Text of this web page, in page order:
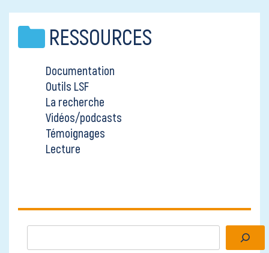
RESSOURCES
Documentation
Outils LSF
La recherche
Vidéos/podcasts
Témoignages
Lecture